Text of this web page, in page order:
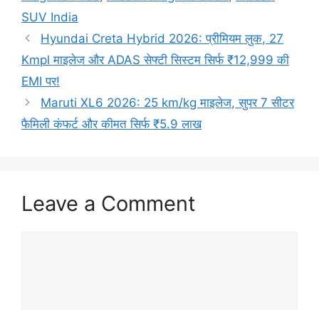
SUV India
Hyundai Creta Hybrid 2026: प्रीमियम लुक, 27
Kmpl माइलेज और ADAS सेफ्टी सिस्टम सिर्फ ₹12,999 की
EMI पर!
Maruti XL6 2026: 25 km/kg माइलेज, सुपर 7 सीटर
फैमिली कंफर्ट और कीमत सिर्फ ₹5.9 लाख
Leave a Comment